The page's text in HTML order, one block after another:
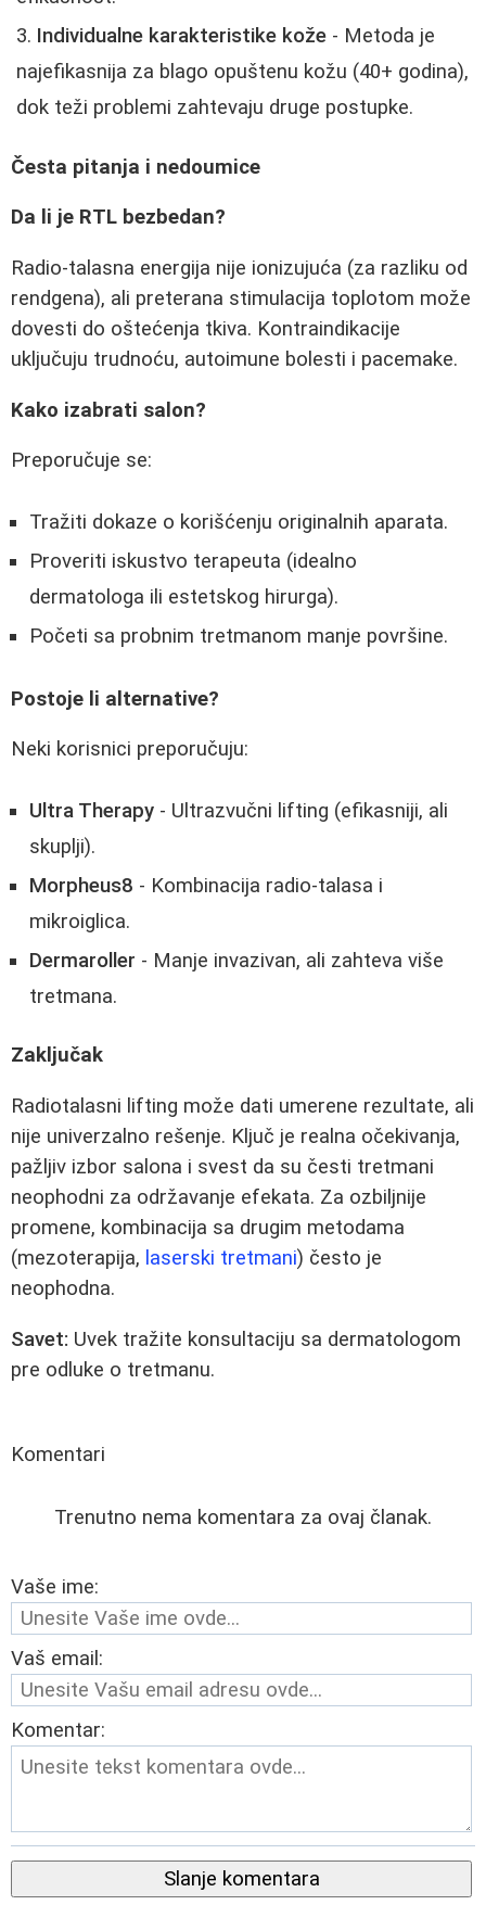
Individualne karakteristike kože - Metoda je
najefikasnija za blago opuštenu kožu (40+ godina),
dok teži problemi zahtevaju druge postupke.
Česta pitanja i nedoumice
Da li je RTL bezbedan?
Radio-talasna energija nije ionizujuća (za razliku od
rendgena), ali preterana stimulacija toplotom može
dovesti do oštećenja tkiva. Kontraindikacije
uključuju trudnoću, autoimune bolesti i pacemake.
Kako izabrati salon?
Preporučuje se:
Tražiti dokaze o korišćenju originalnih aparata.
Proveriti iskustvo terapeuta (idealno
dermatologa ili estetskog hirurga).
Početi sa probnim tretmanom manje površine.
Postoje li alternative?
Neki korisnici preporučuju:
Ultra Therapy - Ultrazvučni lifting (efikasniji, ali
skuplji).
Morpheus8 - Kombinacija radio-talasa i
mikroiglica.
Dermaroller - Manje invazivan, ali zahteva više
tretmana.
Zaključak
Radiotalasni lifting može dati umerene rezultate, ali
nije univerzalno rešenje. Ključ je realna očekivanja,
pažljiv izbor salona i svest da su česti tretmani
neophodni za održavanje efekata. Za ozbiljnije
promene, kombinacija sa drugim metodama
(mezoterapija, laserski tretmani) često je
neophodna.
Savet: Uvek tražite konsultaciju sa dermatologom
pre odluke o tretmanu.
Komentari
Trenutno nema komentara za ovaj članak.
Vaše ime:
Vaš email:
Komentar:
Slanje komentara